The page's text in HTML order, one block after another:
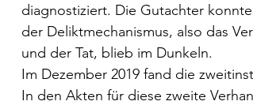
diagnostiziert. Die Gutachter
der Deliktmechanismus, also das
und der Tat, blieb im Dunkeln.
Im Dezember 2019 fand die
In den Akten für diese zweite